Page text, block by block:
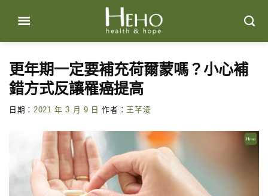
content
更年期一定要補充荷爾蒙嗎？小心補
錯方式反讓罹癌提高
日期： 2021 年 3 月 9 日 作者： 王芊淩